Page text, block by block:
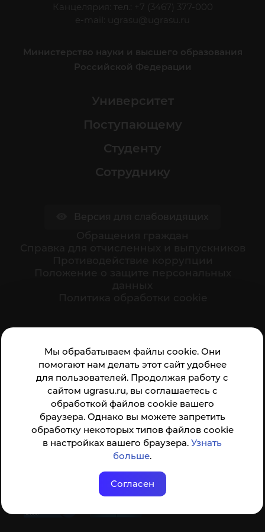
Мы обрабатываем файлы cookie. Они
помогают нам делать этот сайт удобнее
для пользователей. Продолжая работу с
сайтом ugrasu.ru, вы соглашаетесь с
обработкой файлов cookie вашего
браузера. Однако вы можете запретить
обработку некоторых типов файлов cookie
в настройках вашего браузера.Узнать
больше.
Согласен
Канцелярия: тел.: +7 (3467) 377-000
e-mail:
ugrasu@ugrasu.ru
Министерство науки и высшего образования
Российской Федерации
Университет
Поступающему
Студенту
Сотруднику
организации:
Анкета доступна по QR-коду, а так же по прямой
ссылке
© ФГБОУ ВО ЮГУ 2001–2026